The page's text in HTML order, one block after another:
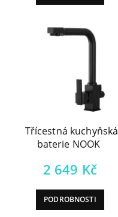
Třícestná kuchyňská
baterie NOOK
2 649 Kč
PODROBNOSTI